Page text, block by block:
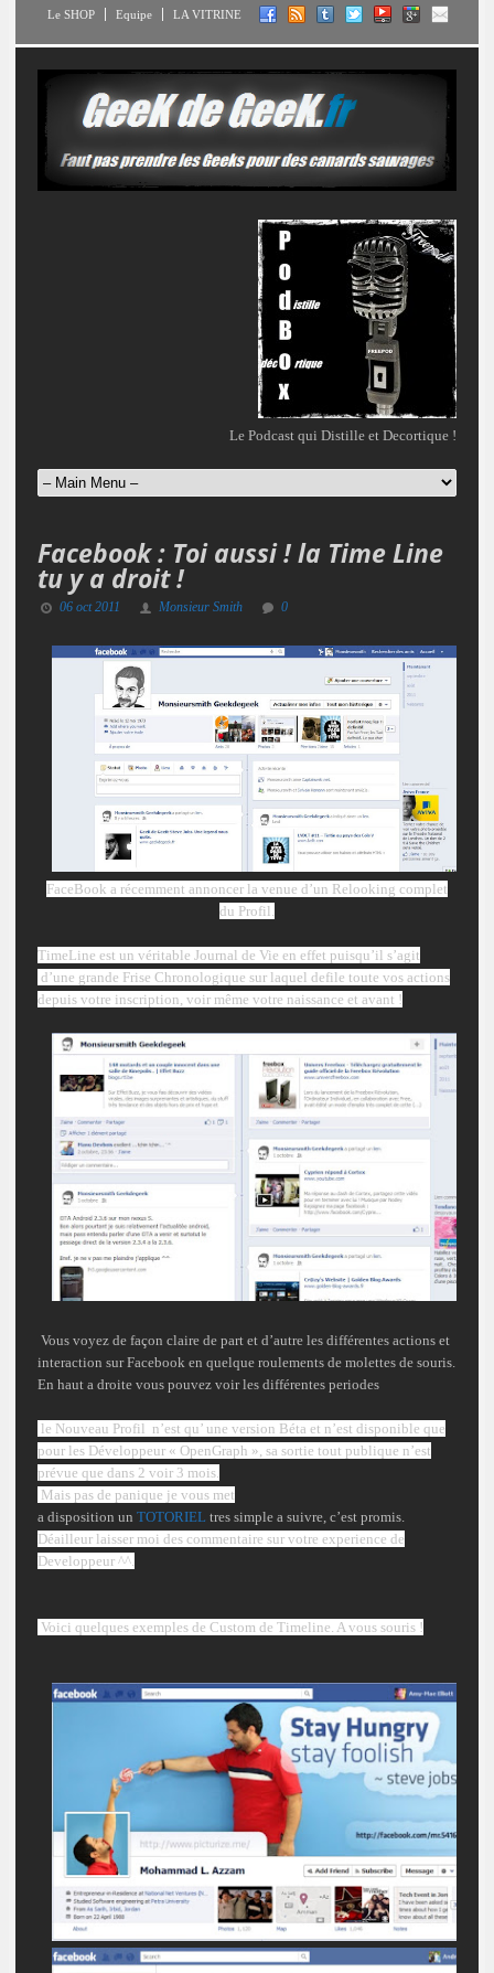
Le SHOP Equipe LA VITRINE
Le Podcast qui Distille et Decortique !
Facebook : Toi aussi ! la Time Line
tu y a droit !
06 oct 2011 Monsieur Smith 0
FaceBook a récemment annoncer la venue d’un Relooking complet
du Profil.
TimeLine est un véritable Journal de Vie en effet puisqu’il s’agit
d’une grande Frise Chronologique sur laquel defile toute vos actions
depuis votre inscription, voir même votre naissance et avant !
Vous voyez de façon claire de part et d’autre les différentes actions et
interaction sur Facebook en quelque roulements de molettes de souris.
En haut a droite vous pouvez voir les différentes periodes
le Nouveau Profil n’est qu’ une version Béta et n’est disponible que
pour les Développeur « OpenGraph », sa sortie tout publique n’est
prévue que dans 2 voir 3 mois.
Mais pas de panique je vous met
a disposition un TOTORIEL tres simple a suivre, c’est promis.
Déailleur laisser moi des commentaire sur votre experience de
Developpeur ^^.
Voici quelques exemples de Custom de Timeline. A vous souris !